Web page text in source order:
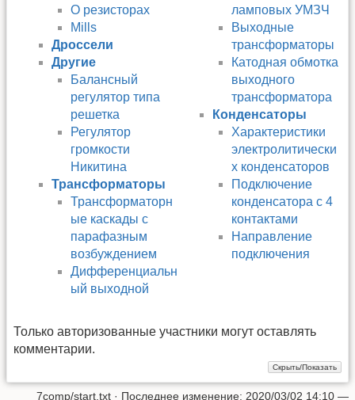
О резисторах
Mills
Дроссели
Другие
Балансный
регулятор типа
решетка
Регулятор
громкости
Никитина
Трансформаторы
Трансформаторн
ые каскады с
парафазным
возбуждением
Дифференциальн
ый выходной
ламповых УМЗЧ
Выходные
трансформаторы
Катодная обмотка
выходного
трансформатора
Конденсаторы
Характеристики
электролитически
х конденсаторов
Подключение
конденсатора с 4
контактами
Направление
подключения
Только авторизованные участники могут оставлять
комментарии.
7comp/start.txt · Последнее изменение: 2020/03/02 14:10 —